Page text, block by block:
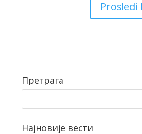
Претрага
Најновије вести